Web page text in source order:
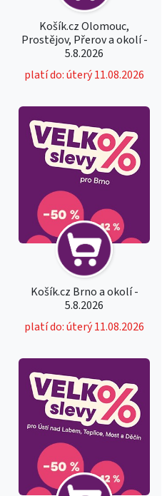
Košík.cz Olomouc,
Prostějov, Přerov a okolí -
5.8.2026
platí do: úterý 11.08.2026
Košík.cz Brno a okolí -
5.8.2026
platí do: úterý 11.08.2026